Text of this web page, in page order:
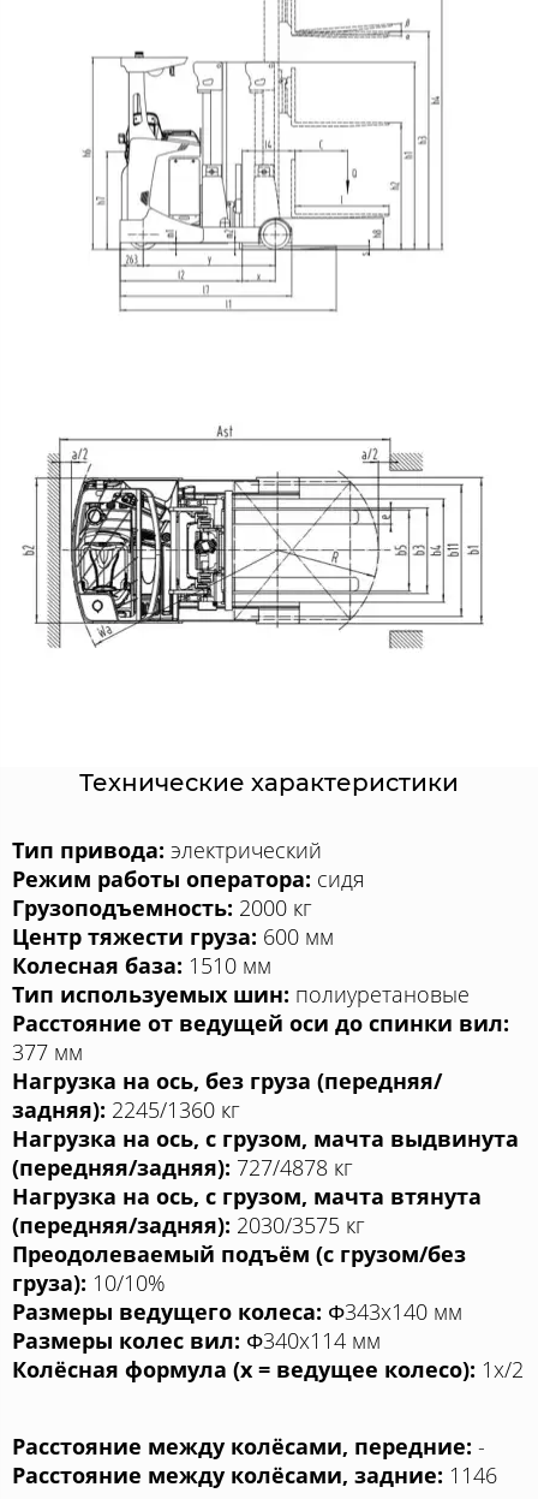
Технические характеристики
Тип привода: электрический
Режим работы оператора: сидя
Грузоподъемность: 2000 кг
Центр тяжести груза: 600 мм
Колесная база: 1510 мм
Тип используемых шин: полиуретановые
Расстояние от ведущей оси до спинки вил:
377 мм
Нагрузка на ось, без груза (передняя/
задняя): 2245/1360 кг
Нагрузка на ось, с грузом, мачта выдвинута
(передняя/задняя): 727/4878 кг
Нагрузка на ось, с грузом, мачта втянута
(передняя/задняя): 2030/3575 кг
Преодолеваемый подъём (с грузом/без
груза): 10/10%
Размеры ведущего колеса: Φ343x140 мм
Размеры колес вил: Φ340x114 мм
Колёсная формула (x = ведущее колесо): 1x/2
Расстояние между колёсами, передние: -
Расстояние между колёсами, задние: 1146